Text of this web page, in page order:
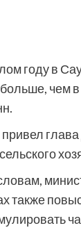
году в
чем в
глава
также